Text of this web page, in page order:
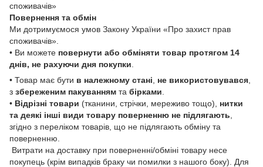
споживачів»
Повернення та обмін
Ми дотримуємося умов Закону України «Про захист прав
споживачів».
• Ви можете повернути або обміняти товар протягом 14
днів, не рахуючи дня покупки
• Товар має бути в належному стані не використовувався
з збереженим пакуванням та бірками
• Відрізні товари (тканини, стрічки, мереживо тощо), нитки
та деякі інші види товару поверненню не підлягають
згідно з переліком товарів, що не підлягають обміну та
поверненню.
Витрати на доставку при поверненні/обміні товару несе
покупець (крім випадків браку чи помилки з нашого боку). Для